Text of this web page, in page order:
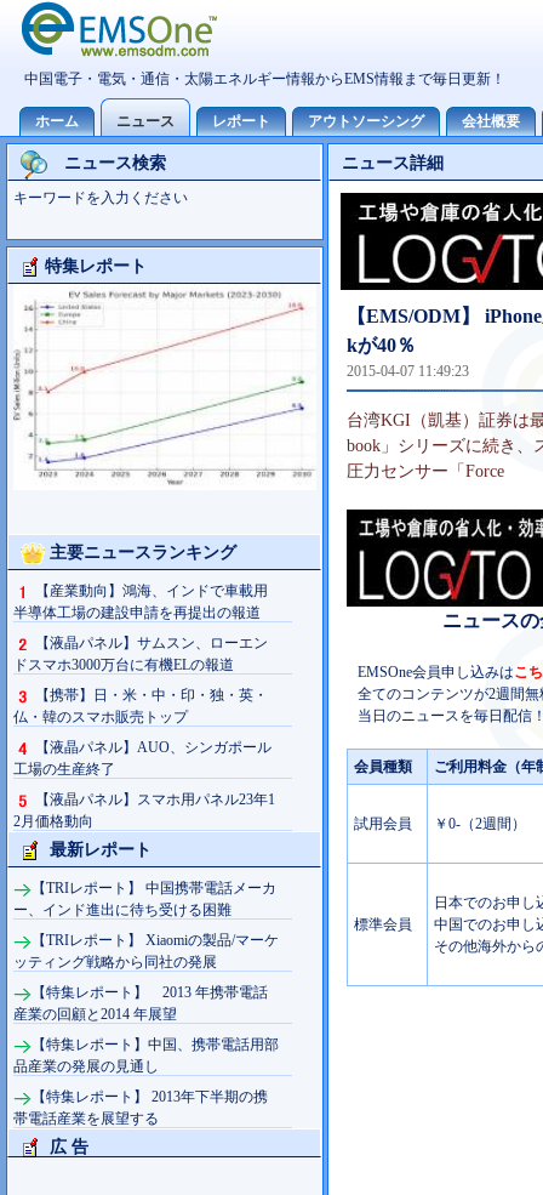
ニュース検索
キーワードを入力ください
特集レポート
大型TV市場10世代主導の可能性
主要ニュースランキング
【産業動向】鴻海、インドで車載用
半導体工場の建設申請を再提出の報道
【液晶パネル】サムスン、ローエン
ドスマホ3000万台に有機ELの報道
【携帯】日・米・中・印・独・英・
仏・韓のスマホ販売トップ
【液晶パネル】AUO、シンガポール
工場の生産終了
【液晶パネル】スマホ用パネル23年1
2月価格動向
最新レポート
【TRIレポート】 中国携帯電話メーカ
ー、インド進出に待ち受ける困難
【TRIレポート】 Xiaomiの製品/マーケ
ッティング戦略から同社の発展
【特集レポート】 2013 年携帯電話
産業の回顧と2014 年展望
【特集レポート】中国、携帯電話用部
品産業の発展の見通し
【特集レポート】 2013年下半期の携
帯電話産業を展望する
広 告
ニュース詳細
【EMS/ODM】
kが40％
2015-04-07 11:49:23
台湾KGI（凱基）証券は
book」シリーズに続き、
圧力センサー「Force
ニュース
EMSOne会員申し込みはこ
全てのコンテンツが2週間
当日のニュースを毎日配信
会員種類 ご利用料金（年
試用会員 ￥0-（2週間）
標準会員
日本でのお申し
中国でのお申し
その他海外から